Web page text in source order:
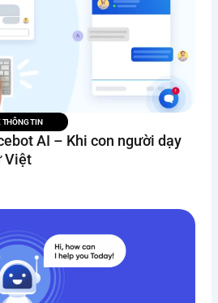
THÔNG TIN
AI – Khi con người dạy
Việt